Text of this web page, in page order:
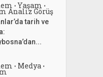
• Yaşam •
Analiz Görüş
tarih ve
• Medya •